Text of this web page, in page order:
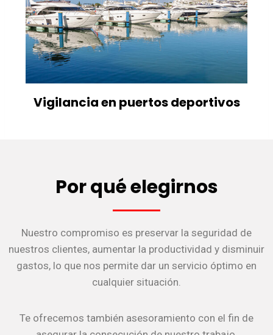
Vigilancia en puertos deportivos
Por qué elegirnos
Nuestro compromiso es preservar la seguridad de
nuestros clientes, aumentar la productividad y disminuir
gastos, lo que nos permite dar un servicio óptimo en
cualquier situación.
Te ofrecemos también asesoramiento con el fin de